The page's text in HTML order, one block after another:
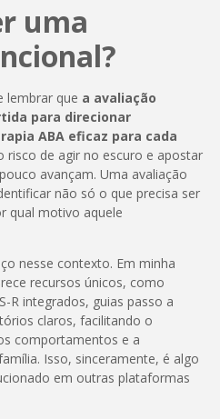
uma
lembrar que a avaliação
para direcionar
ABA eficaz para cada
risco de agir no escuro e apostar
avançam. Uma avaliação
não só o que precisa ser
qual motivo aquele
nesse contexto. Em minha
recursos únicos, como
R integrados, guias passo a
claros, facilitando o
comportamentos e a
Isso, sinceramente, é algo
em outras plataformas